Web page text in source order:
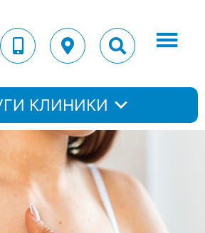
КЛИНИКИ